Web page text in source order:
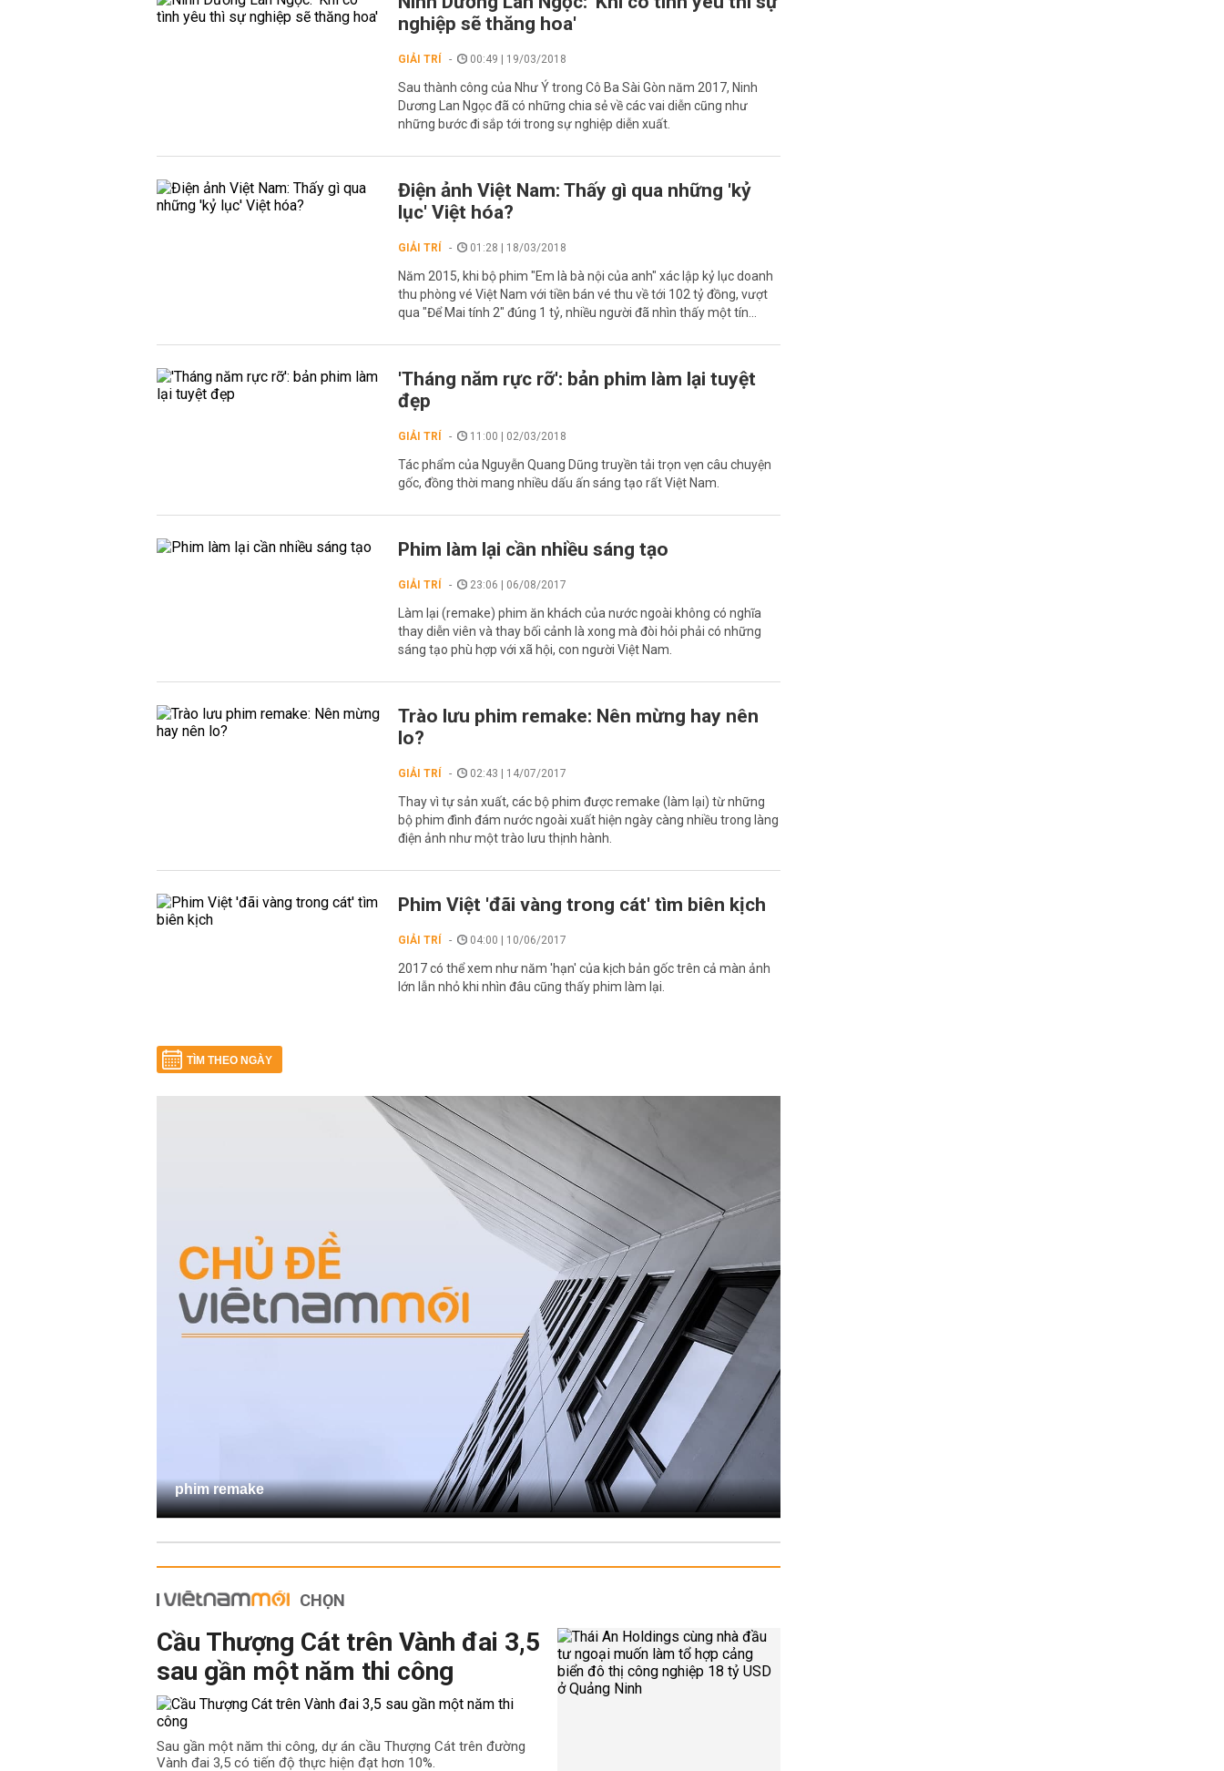
nghiệp sẽ thăng hoa'
GIẢI TRÍ 00:49 | 19/03/2018
Sau thành công của Như Ý trong Cô Ba Sài Gòn năm 2017, Ninh
Dương Lan Ngọc đã có những chia sẻ về các vai diễn cũng như
những bước đi sắp tới trong sự nghiệp diễn xuất.
Điện ảnh Việt Nam: Thấy gì qua những 'kỷ
lục' Việt hóa?
GIẢI TRÍ 01:28 | 18/03/2018
Năm 2015, khi bộ phim "Em là bà nội của anh" xác lập kỷ lục doanh
thu phòng vé Việt Nam với tiền bán vé thu về tới 102 tỷ đồng, vượt
qua "Để Mai tính 2" đúng 1 tỷ, nhiều người đã nhìn thấy một tín...
'Tháng năm rực rỡ': bản phim làm lại tuyệt
đẹp
GIẢI TRÍ 11:00 | 02/03/2018
Tác phẩm của Nguyễn Quang Dũng truyền tải trọn vẹn câu chuyện
gốc, đồng thời mang nhiều dấu ấn sáng tạo rất Việt Nam.
Phim làm lại cần nhiều sáng tạo
GIẢI TRÍ 23:06 | 06/08/2017
Làm lại (remake) phim ăn khách của nước ngoài không có nghĩa
thay diễn viên và thay bối cảnh là xong mà đòi hỏi phải có những
sáng tạo phù hợp với xã hội, con người Việt Nam.
Trào lưu phim remake: Nên mừng hay nên
lo?
GIẢI TRÍ 02:43 | 14/07/2017
Thay vì tự sản xuất, các bộ phim được remake (làm lại) từ những
bộ phim đình đám nước ngoài xuất hiện ngày càng nhiều trong làng
điện ảnh như một trào lưu thịnh hành.
Phim Việt 'đãi vàng trong cát' tìm biên kịch
GIẢI TRÍ 04:00 | 10/06/2017
2017 có thể xem như năm 'hạn' của kịch bản gốc trên cả màn ảnh
lớn lẫn nhỏ khi nhìn đâu cũng thấy phim làm lại.
TÌM THEO NGÀY
phim remake
CHỌN
Cầu Thượng Cát trên Vành đai 3,5
sau gần một năm thi công
Sau gần một năm thi công, dự án cầu Thượng Cát trên đường
Vành đai 3,5 có tiến độ thực hiện đạt hơn 10%.